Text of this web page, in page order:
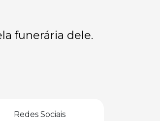
funerária dele.
Redes Sociais